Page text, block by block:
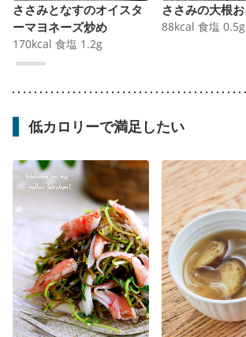
ささみとなすのオイスタ
ーマヨネーズ炒め
170kcal 食塩 1.2g
ささみの大根
88kcal 食塩 0.5g
低カロリーで満足したい